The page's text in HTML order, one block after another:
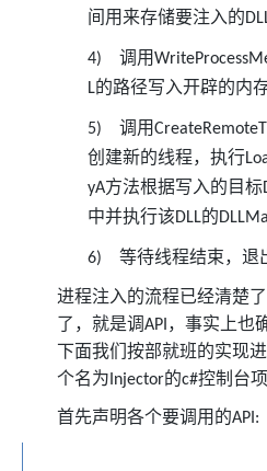
间用来存储要注入的
4) 调用
L的路径写入开辟的内存
5) 调用
创建新的线程，执行
yA方法根据写入的目标
中并执行该DLL的
6) 等待线程结束，退
进程注入的流程已经清楚
了，就是调API ，事实上也
下面我们按部就班的实现
个名为 Injector的c#控制台
首先声明各个要调用的API: